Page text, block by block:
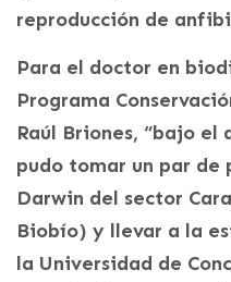
reproducción de
Para el doctor en
Programa
Raúl Briones, “bajo
pudo tomar un par de
Darwin del sector
Biobío) y llevar a la
la Universidad de